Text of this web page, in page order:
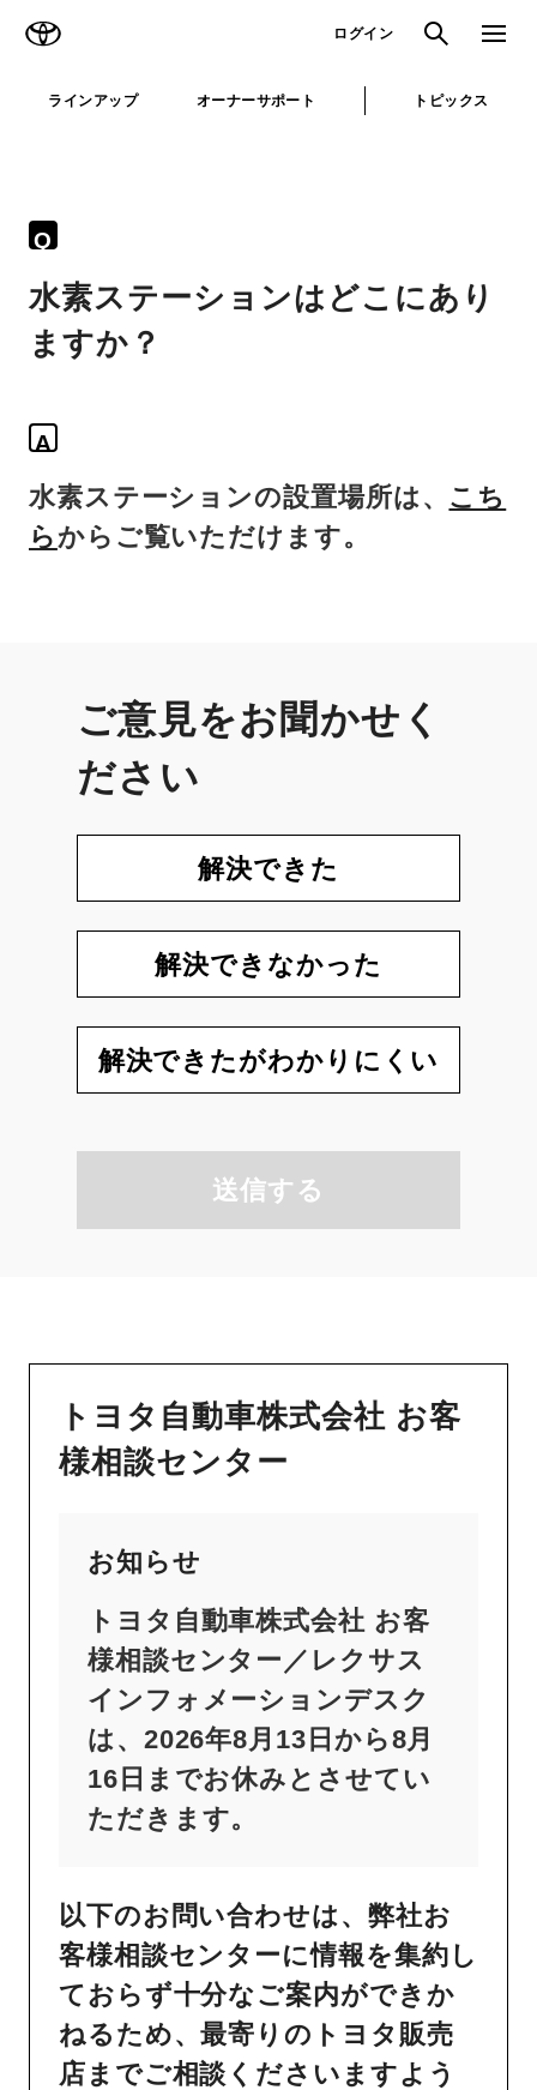
ログイン 検索 メニュ
ラインアップ オーナーサポート トピックス
Q
水素ステーションはどこにあり
ますか？
A
水素ステーションの設置場所は、 こち
ら からご覧いただけます。
ご意見をお聞かせく
ださい
解決できた
解決できなかった
解決できたがわかりにくい
送信する
トヨタ自動車株式会社 お客
様相談センター
お知らせ
トヨタ自動車株式会社 お客
様相談センター／レクサス
インフォメーションデスク
は、2026年8月13日から8月
16日までお休みとさせてい
ただきます。
以下のお問い合わせは、弊社お
客様相談センターに情報を集約し
ておらず十分なご案内ができか
ねるため、最寄りのトヨタ販売
店までご相談くださいますよう